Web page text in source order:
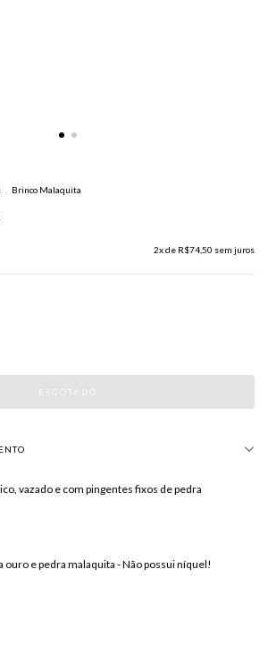
Brinco Malaquita
2x de R$74,50 sem juros
vazado e com pingentes fixos de pedra
ouro e pedra malaquita - Não possui níquel!